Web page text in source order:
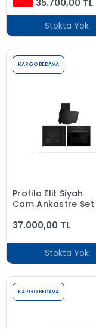
Stokta Yok
KARGO BEDAVA
Profilo Elit Siyah
Cam Ankastre
OE36K6P10D +
37.000,00 TL
Stokta Yok
KARGO BEDAVA